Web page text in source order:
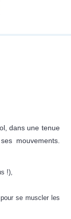
dans une tenue
mouvements.
!),
se muscler les